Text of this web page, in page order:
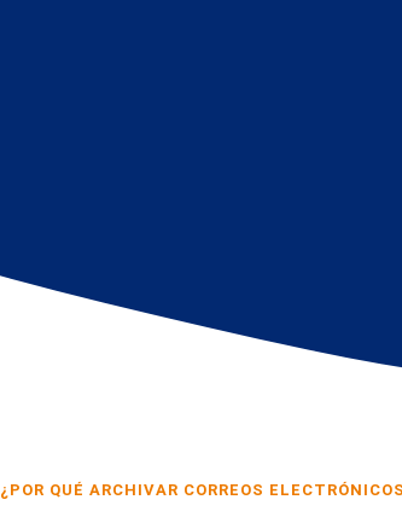
¿POR QUÉ ARCHIVAR CORREOS